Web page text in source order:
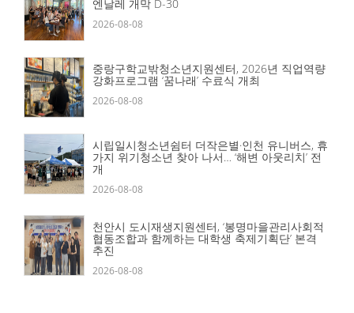
엔날레 개막 D-30
2026-08-08
중랑구학교밖청소년지원센터, 2026년 직업역량
강화프로그램 ‘꿈나래’ 수료식 개최
2026-08-08
시립일시청소년쉼터 더작은별·인천 유니버스, 휴
가지 위기청소년 찾아 나서… ‘해변 아웃리치’ 전
개
2026-08-08
천안시 도시재생지원센터, ‘봉명마을관리사회적
협동조합과 함께하는 대학생 축제기획단’ 본격
추진
2026-08-08